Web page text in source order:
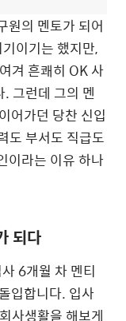
원의 멘토가 되어
이기는 했지만,
겨 흔쾌히 OK 사
그런데 그의 멘
어가던 당찬 신입
도 부서도 직급도
이라는 이유 하나
되다
6개월 차 멘티
입합니다. 입사
사생활을 해보게